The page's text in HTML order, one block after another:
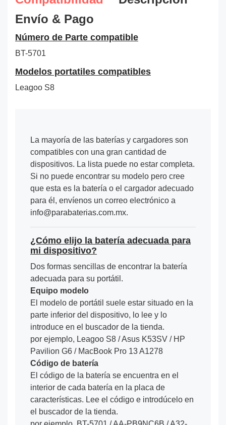
Envío & Pago
Número de Parte compatible
BT-5701
Modelos portatiles compatibles
Leagoo S8
La mayoría de las baterías y cargadores son
compatibles con una gran cantidad de
dispositivos. La lista puede no estar completa.
Si no puede encontrar su modelo pero cree
que esta es la batería o el cargador adecuado
para él, envíenos un correo electrónico a
info@parabaterias.com.mx.
¿Cómo elijo la batería adecuada para
mi dispositivo?
Dos formas sencillas de encontrar la batería
adecuada para su portátil.
Equipo modelo
El modelo de portátil suele estar situado en la
parte inferior del dispositivo, lo lee y lo
introduce en el buscador de la tienda.
por ejemplo, Leagoo S8 / Asus K53SV / HP
Pavilion G6 / MacBook Pro 13 A1278
Código de batería
El código de la batería se encuentra en el
interior de cada batería en la placa de
características. Lee el código e introdúcelo en
el buscador de la tienda.